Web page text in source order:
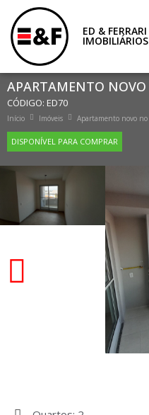
ED &
IMOBILIÁRIOS
APARTAMENTO
CÓDIGO: ED70
Início Imóveis Apartamento novo
DISPONÍVEL PARA COMPRAR